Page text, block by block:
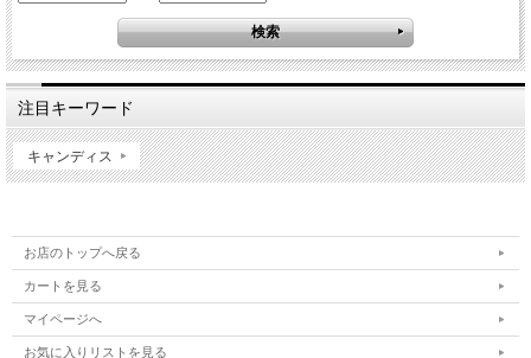
注目キーワード
キャンディス
お店のトップへ戻る
カートを見る
マイページへ
お気に入りリストを見る